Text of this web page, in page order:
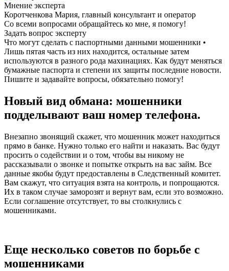
Мнение эксперта
Коротченкова Мария, главный консультант и оператор
Со всеми вопросами обращайтесь ко мне, я помогу!
Задать вопрос эксперту
Что могут сделать с паспортными данными мошенники •
Лишь пятая часть из них находится, остальные затем
используются в разного рода махинациях. Как будут меняться
бумажные паспорта и степени их защиты последние новости.
Пишите и задавайте вопросы, обязательно помогу!
Новый вид обмана: мошенники
подделывают ваш номер телефона.
Внезапно звонящий скажет, что мошенник может находиться
прямо в банке. Нужно только его найти и наказать. Вас будут
просить о содействии и о том, чтобы вы никому не
рассказывали о звонке и попытке открыть на вас займ. Все
данные якобы будут предоставлены в Следственный комитет.
Вам скажут, что ситуация взята на контроль, и попрощаются.
Их в таком случае заморозят и вернут вам, если это возможно.
Если соглашение отсутствует, то вы столкнулись с
мошенниками.
Еще несколько советов по борьбе с
мошенниками